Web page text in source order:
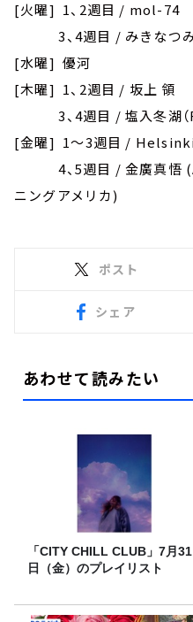
[火曜] 1、2週目 / mol-74
3、4週目 / みきなつ
[水曜] 優河
[木曜] 1、2週目 / 坂上 領
3、4週目 / 塩入冬湖（
[金曜] 1～3週目 /
4、5週目 / 金廣真悟
ニングアメリカ)
ポスト
シェア
あわせて読みたい
「CITY CHILL CLUB」7月31
日（金）のプレイリスト